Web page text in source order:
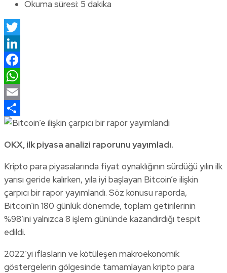
Okuma süresi: 5 dakika
Twitter
LinkedIn
Facebook
WhatsApp
Email
Share
OKX, ilk piyasa analizi raporunu yayımladı.
Kripto para piyasalarında fiyat oynaklığının sürdüğü yılın ilk
yarısı geride kalırken, yıla iyi başlayan Bitcoin’e ilişkin
çarpıcı bir rapor yayımlandı. Söz konusu raporda,
Bitcoin’in 180 günlük dönemde, toplam getirilerinin
%98’ini yalnızca 8 işlem gününde kazandırdığı tespit
edildi.
2022’yi iflasların ve kötüleşen makroekonomik
göstergelerin gölgesinde tamamlayan kripto para